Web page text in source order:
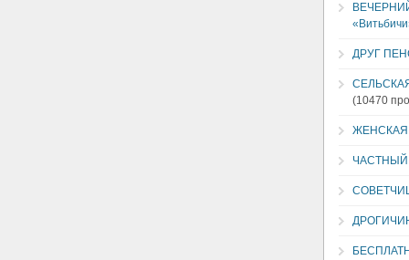
ДРУГ
(10470
ЖЕНСКАЯ
ЧАСТНЫЙ